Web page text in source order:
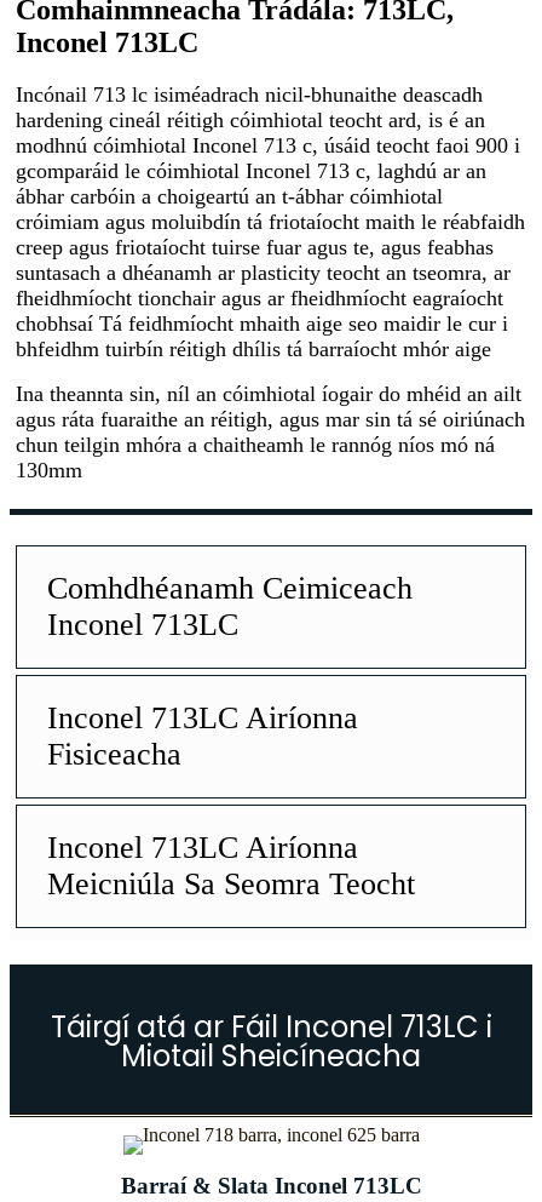
Comhainmneacha Trádála: 713LC,
Inconel 713LC
Incónail 713 lc isiméadrach nicil-bhunaithe deascadh
hardening cineál réitigh cóimhiotal teocht ard, is é an
modhnú cóimhiotal Inconel 713 c, úsáid teocht faoi 900 i
gcomparáid le cóimhiotal Inconel 713 c, laghdú ar an
ábhar carbóin a choigeartú an t-ábhar cóimhiotal
cróimiam agus moluibdín tá friotaíocht maith le réabfaidh
creep agus friotaíocht tuirse fuar agus te, agus feabhas
suntasach a dhéanamh ar plasticity teocht an tseomra, ar
fheidhmíocht tionchair agus ar fheidhmíocht eagraíocht
chobhsaí Tá feidhmíocht mhaith aige seo maidir le cur i
bhfeidhm tuirbín réitigh dhílis tá barraíocht mhór aige
Ina theannta sin, níl an cóimhiotal íogair do mhéid an ailt
agus ráta fuaraithe an réitigh, agus mar sin tá sé oiriúnach
chun teilgin mhóra a chaitheamh le rannóg níos mó ná
130mm
Comhdhéanamh Ceimiceach
Inconel 713LC
Inconel 713LC Airíonna
Fisiceacha
Inconel 713LC Airíonna
Meicniúla Sa Seomra Teocht
Táirgí atá ar Fáil Inconel 713LC i
Miotail Sheicíneacha
Barraí & Slata Inconel 713LC